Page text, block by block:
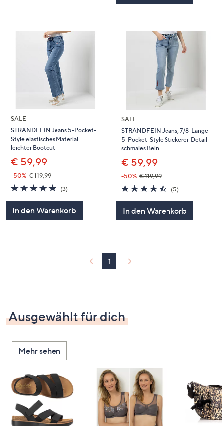
SALE
STRANDFEIN Jeans 5-Pocket-
Style elastisches Material
leichter Bootcut
€ 59,99
-50% € 119,99
4.7
von
(3)3
In den Warenkorb
SALE
STRANDFEIN Jeans, 7/8-Länge
5-Pocket-Style Stickerei-Detail
schmales Bein
€ 59,99
-50% € 119,99
4.4
von
(5)
In den Warenkorb
1
Ausgewählt für dich
Mehr sehen